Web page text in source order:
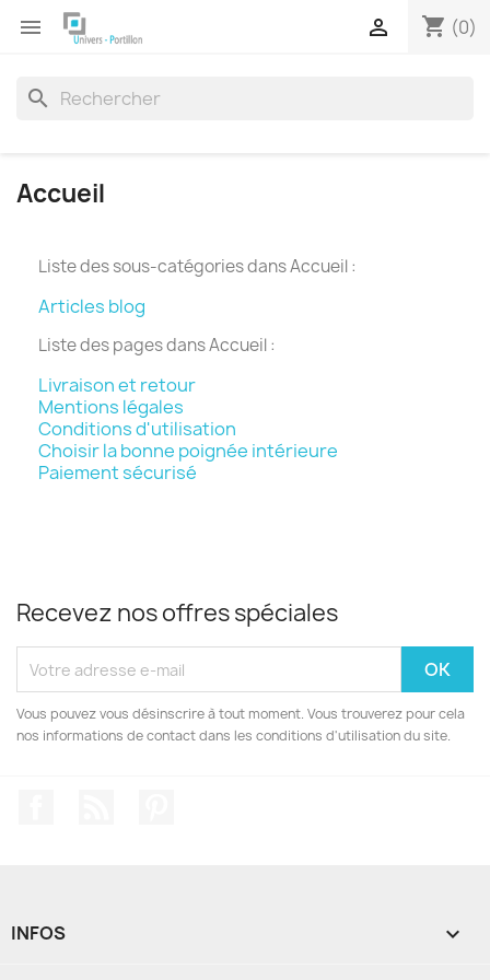
 shopping_cart (0)

search
Accueil
Liste des sous-catégories dans Accueil :
Articles blog
Liste des pages dans Accueil :
Livraison et retour
Mentions légales
Conditions d'utilisation
Choisir la bonne poignée intérieure
Paiement sécurisé
Recevez nos offres spéciales
Vous pouvez vous désinscrire à tout moment. Vous trouverez pour cela
nos informations de contact dans les conditions d'utilisation du site.
INFOS 